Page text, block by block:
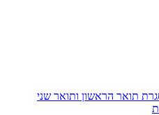
תואר הראשון ותואר שני